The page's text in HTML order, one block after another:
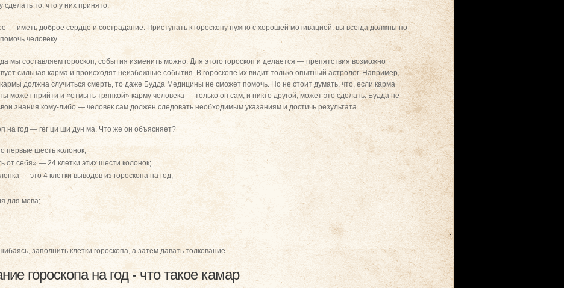
то, что у них принято.
— иметь доброе сердце и сострадание. Приступать к гороскопу нужно с хорошей мотивацией: вы всегда должны по
человеку.
мы составляем гороскоп, события изменить можно. Для этого гороскоп и делается — препятствия возможно
сильная карма и происходят неизбежные события. В гороскопе их видит только опытный астролог. Например,
должна случиться смерть, то даже Будда Медицины не сможет помочь. Но не стоит думать, что, если карма
может прийти и «отмыть тряпкой» карму человека — только он сам, и никто другой, может это сделать. Будда не
знания кому-либо — человек сам должен следовать необходимым указаниям и достичь результата.
на год — гег ци ши дун ма. Что же он объясняет?
первые шесть колонок;
от себя» — 24 клетки этих шести колонок;
— это 4 клетки выводов из гороскопа на год;
для мева;
заполнить клетки гороскопа, а затем давать толкование.
гороскопа на год - что такое камар